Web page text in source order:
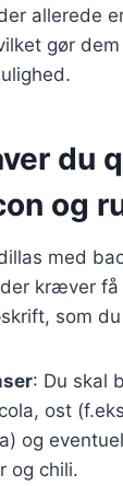
allerede
gør
du
og
med
kræver få
som
: Du skal
ost
og
og chili.